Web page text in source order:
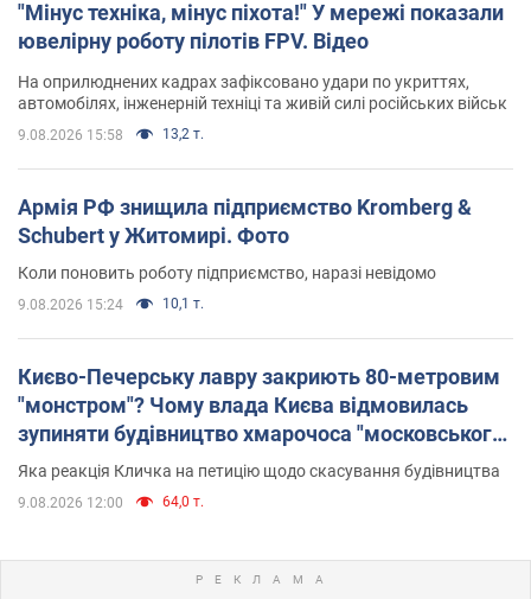
"Мінус техніка, мінус піхота!" У мережі показали
ювелірну роботу пілотів FPV. Відео
На оприлюднених кадрах зафіксовано удари по укриттях,
автомобілях, інженерній техніці та живій силі російських військ
9.08.2026 15:58 13,2 т.
Армія РФ знищила підприємство Kromberg &
Schubert у Житомирі. Фото
Коли поновить роботу підприємство, наразі невідомо
9.08.2026 15:24 10,1 т.
Києво-Печерську лавру закриють 80-метровим
"монстром"? Чому влада Києва відмовилась
зупиняти будівництво хмарочоса "московського
вірянина"
Яка реакція Кличка на петицію щодо скасування будівництва
9.08.2026 12:00 64,0 т.